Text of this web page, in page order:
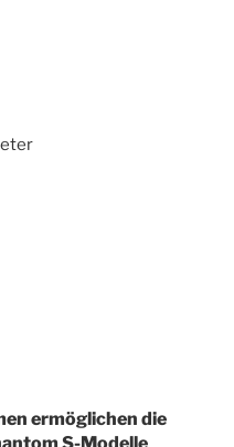
ermöglichen die